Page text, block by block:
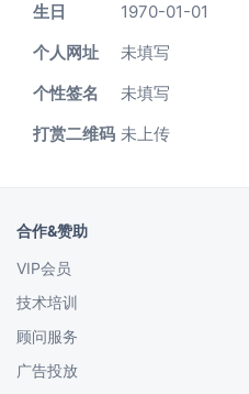
生日
1970-01-01
个人网址
未填写
个性签名
未填写
打赏二维码 未上传
合作&赞助
VIP会员
技术培训
顾问服务
广告投放